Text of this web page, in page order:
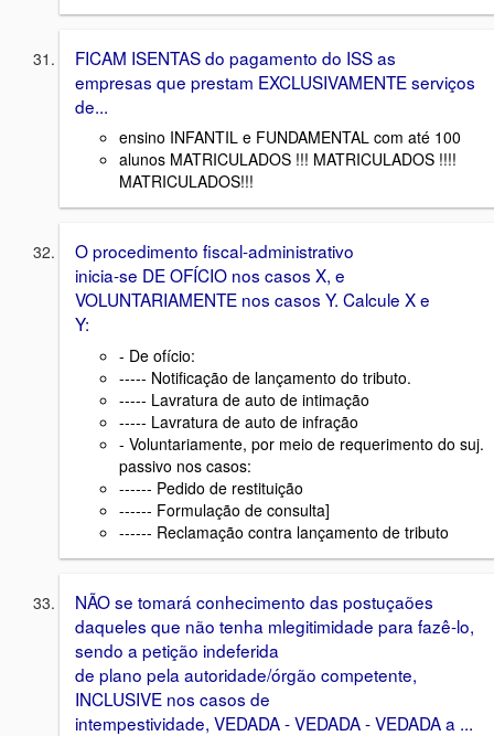
FICAM ISENTAS do pagamento do ISS as
empresas que prestam EXCLUSIVAMENTE serviços
de...
ensino INFANTIL e FUNDAMENTAL com até 100
alunos MATRICULADOS !!! MATRICULADOS !!!!
MATRICULADOS!!!
O procedimento fiscal-administrativo
inicia-se DE OFÍCIO nos casos X, e
VOLUNTARIAMENTE nos casos Y. Calcule X e
Y:
- De ofício:
----- Notificação de lançamento do tributo.
----- Lavratura de auto de intimação
----- Lavratura de auto de infração
- Voluntariamente, por meio de requerimento do suj.
passivo nos casos:
------ Pedido de restituição
------ Formulação de consulta]
------ Reclamação contra lançamento de tributo
NÃO se tomará conhecimento das postuçaões
daqueles que não tenha mlegitimidade para fazê-lo,
sendo a petição indeferida
de plano pela autoridade/órgão competente,
INCLUSIVE nos casos de
intempestividade, VEDADA - VEDADA - VEDADA a ...